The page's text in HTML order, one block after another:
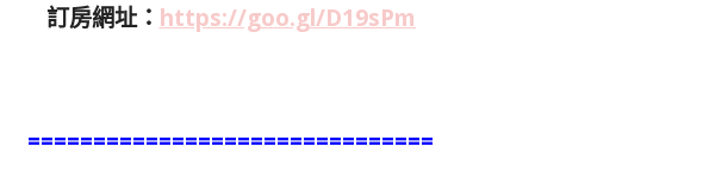
訂房網址： https://goo.gl/D19sPm
===============================